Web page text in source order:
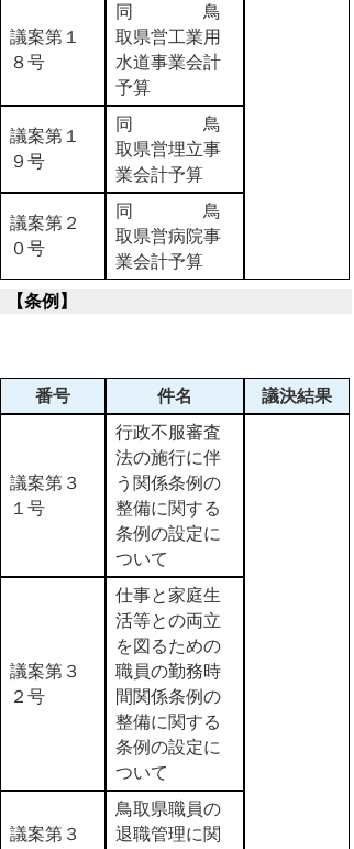
議案第１
８号
同 鳥
取県営工業用
水道事業会計
予算
議案第１
９号
同 鳥
取県営埋立事
業会計予算
議案第２
０号
同 鳥
取県営病院事
業会計予算
【条例】
番号 件名 議決結果
議案第３
１号
行政不服審査
法の施行に伴
う関係条例の
整備に関する
条例の設定に
ついて
議案第３
２号
仕事と家庭生
活等との両立
を図るための
職員の勤務時
間関係条例の
整備に関する
条例の設定に
ついて
議案第３
鳥取県職員の
退職管理に関